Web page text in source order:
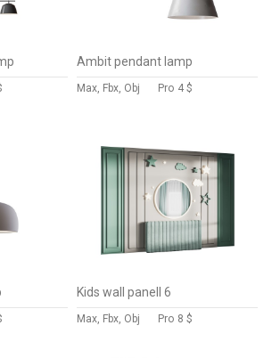
Ambit pendant lamp
Max, Fbx, Obj Pro 4 $
Kids wall panell 6
Max, Fbx, Obj Pro 8 $